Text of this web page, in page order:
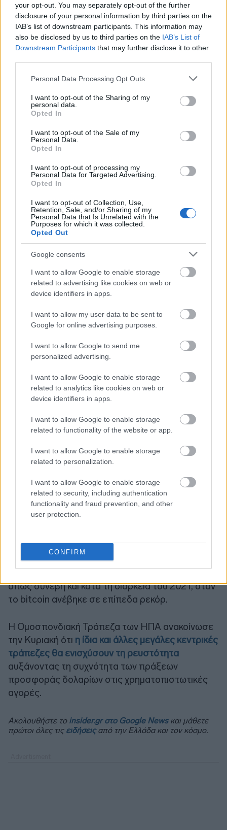
your opt-out. You may separately opt-out of the further
disclosure of your personal information by third parties on the
IAB’s list of downstream participants. This information may
also be disclosed by us to third parties on the IAB’s List of
Downstream Participants that may further disclose it to other
Please note that this website/app uses one or more Google
not limited to your visit or usage behaviour. You may click to
grant or deny consent to Google and its third-party tags to
use your data for below specified purposes in below Google
consent section.
Personal Data Processing Opt Outs
I want to opt-out of the Sharing of my
personal data.
Opted In
I want to opt-out of the Sale of my
Personal Data.
Opted In
I want to opt-out of processing my
Personal Data for Targeted Advertising.
Opted In
I want to opt-out of Collection, Use,
Retention, Sale, and/or Sharing of my
Personal Data that Is Unrelated with the
Purposes for which it was collected.
Opted Out
Google consents
I want to allow Google to enable storage
related to advertising like cookies on web or
device identifiers in apps.
I want to allow my user data to be sent to
Google for online advertising purposes.
I want to allow Google to send me
personalized advertising.
I want to allow Google to enable storage
related to analytics like cookies on web or
device identifiers in apps.
I want to allow Google to enable storage
related to functionality of the website or app.
I want to allow Google to enable storage
related to personalization.
I want to allow Google to enable storage
related to security, including authentication
functionality and fraud prevention, and other
user protection.
CONFIRM
κατάρρευση τηςSilicon Valley Bankκαι
οδηγώντας -μέχρι στιγμής-στην εξαγορά της
Credit Suisse από την UBSμε discount το
Σαββατοκύριακο.
Bitcoin στα 45.000 δολάρια;
«Το momentum ορίζεται από τη ρευστότητα,
καθώς το bitcoin είναι ένα εναλλακτικό μέσο
ρευστότητας», σημείωσε ο Markus Thielson,
επικεφαλής έρευνας και στρατηγικής της
ψηφιακών assets Matrixport που εδρεύει στη
Σιγκαπούρη.
τα 45.000 δολάριαμέχρι το τέλος του έτους, με
τη ρευστότητα από τις κεντρικές τράπεζες να
όπως συνέβη και κατά τη διάρκεια του 2021, όταν
το bitcoin ανέβηκε σε επίπεδα ρεκόρ.
Η Ομοσπονδιακή Τράπεζα των ΗΠΑ ανακοίνωσε
την Κυριακή ότι η ίδια και άλλες μεγάλες κεντρικές
τράπεζες θα ενισχύσουν τη ρευστότητα
αυξάνοντας τη συχνότητα των πράξεων
προσφοράς δολαρίων στις χρηματοπιστωτικές
αγορές.
Ακολουθήστε το insider.gr στο Google Newsκαι μάθετε
πρώτοι όλες τις ειδήσειςαπό την Ελλάδα και τον κόσμο.